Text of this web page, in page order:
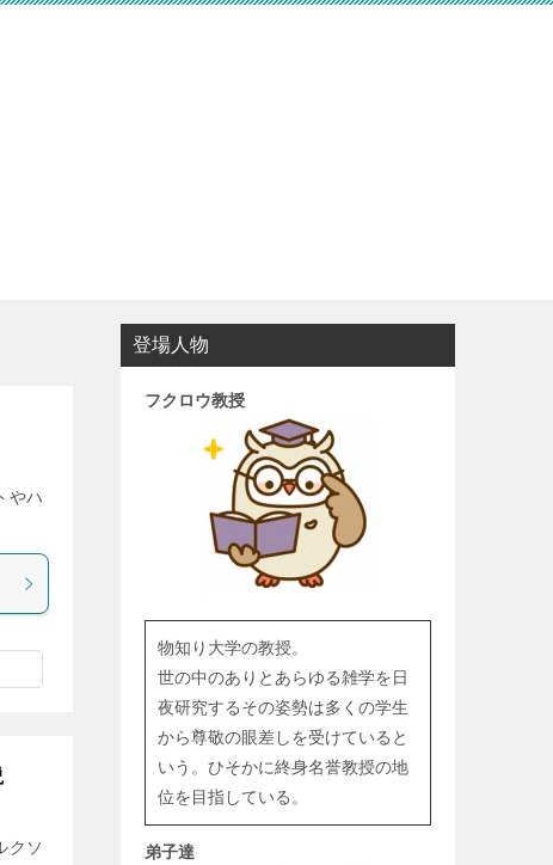
やハ
クソ
登場人物
フクロウ教授
物知り大学の教授。
世の中のありとあらゆる雑学を日
夜研究するその姿勢は多くの学生
から尊敬の眼差しを受けていると
いう。ひそかに終身名誉教授の地
位を目指している。
弟子達